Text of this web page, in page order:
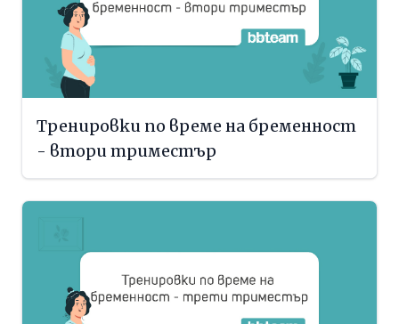
Тренировки по време на бременност
- втори триместър